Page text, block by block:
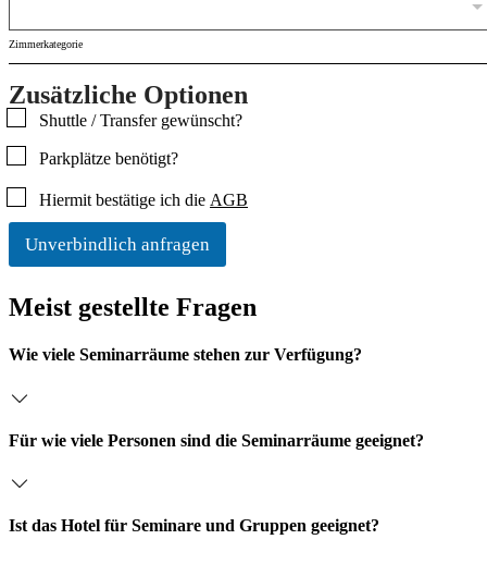
Zimmerkategorie
Zusätzliche Optionen
e
k
b
x
n
Shuttle / Transfer gewünscht?
Parkplätze benötigt?
h
c
b
e
*
Hiermit bestätige ich die AGB
Unverbindlich anfragen
Meist gestellte Fragen
Wie viele Seminarräume stehen zur Verfügung?
Für wie viele Personen sind die Seminarräume geeignet?
Ist das Hotel für Seminare und Gruppen geeignet?